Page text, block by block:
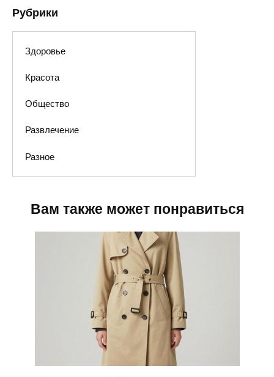
Рубрики
Здоровье
Красота
Общество
Развлечение
Разное
Вам также может понравиться